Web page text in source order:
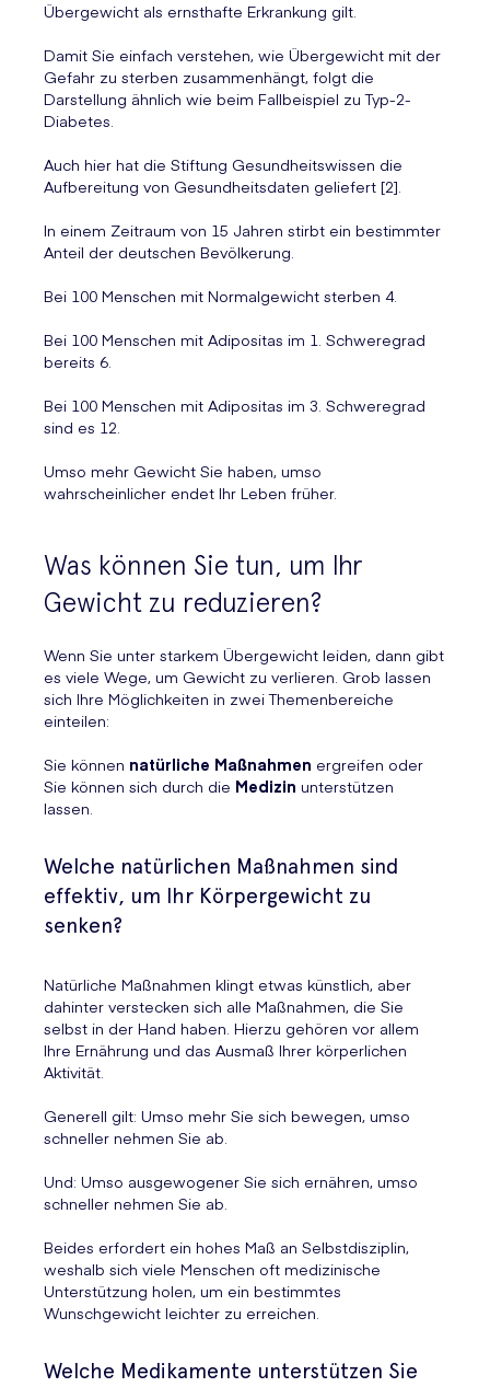
Übergewicht als ernsthafte Erkrankung gilt.
Damit Sie einfach verstehen, wie Übergewicht mit der
Gefahr zu sterben zusammenhängt, folgt die
Darstellung ähnlich wie beim Fallbeispiel zu Typ-2-
Diabetes.
Auch hier hat die Stiftung Gesundheitswissen die
Aufbereitung von Gesundheitsdaten geliefert [2].
In einem Zeitraum von 15 Jahren stirbt ein bestimmter
Anteil der deutschen Bevölkerung.
Bei 100 Menschen mit Normalgewicht sterben 4.
Bei 100 Menschen mit Adipositas im 1. Schweregrad
bereits 6.
Bei 100 Menschen mit Adipositas im 3. Schweregrad
sind es 12.
Umso mehr Gewicht Sie haben, umso
wahrscheinlicher endet Ihr Leben früher.
Was können Sie tun, um Ihr
Gewicht zu reduzieren?
Wenn Sie unter starkem Übergewicht leiden, dann gibt
es viele Wege, um Gewicht zu verlieren. Grob lassen
sich Ihre Möglichkeiten in zwei Themenbereiche
einteilen:
Sie können natürliche Maßnahmen ergreifen oder
Sie können sich durch die Medizin unterstützen
lassen.
Welche natürlichen Maßnahmen sind
effektiv, um Ihr Körpergewicht zu
senken?
Natürliche Maßnahmen klingt etwas künstlich, aber
dahinter verstecken sich alle Maßnahmen, die Sie
selbst in der Hand haben. Hierzu gehören vor allem
Ihre Ernährung und das Ausmaß Ihrer körperlichen
Aktivität.
Generell gilt: Umso mehr Sie sich bewegen, umso
schneller nehmen Sie ab.
Und: Umso ausgewogener Sie sich ernähren, umso
schneller nehmen Sie ab.
Beides erfordert ein hohes Maß an Selbstdisziplin,
weshalb sich viele Menschen oft medizinische
Unterstützung holen, um ein bestimmtes
Wunschgewicht leichter zu erreichen.
Welche Medikamente unterstützen Sie